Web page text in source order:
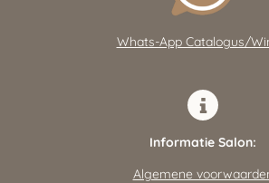
p
k
Whats-App Catalogus/
Informatie Salon:
Algemene